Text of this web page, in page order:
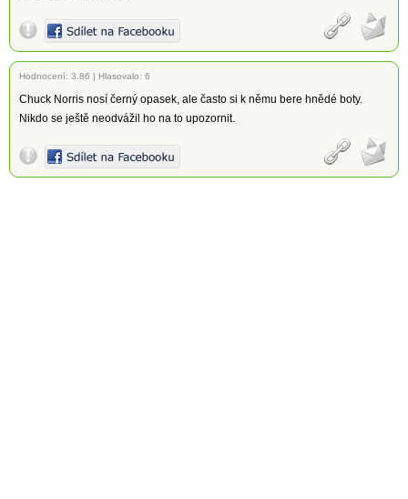
Hodnocení: 3.86 | Hlasovalo: 6
Chuck Norris nosí černý opasek, ale často si k němu bere hnědé boty.
Nikdo se ještě neodvážil ho na to upozornit.